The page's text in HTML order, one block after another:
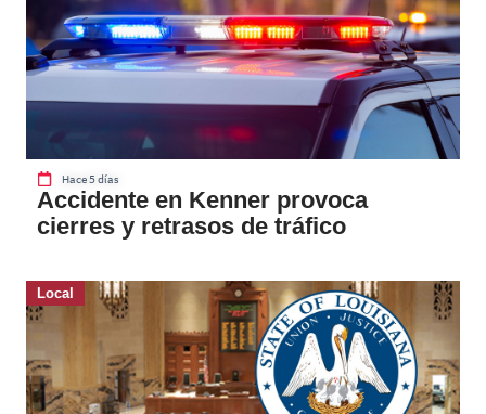
Hace 5 días
Accidente en Kenner provoca
cierres y retrasos de tráfico
Local